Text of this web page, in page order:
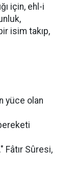
için, ehl-i
isim takıp,
yüce olan
Fâtır Sûresi,